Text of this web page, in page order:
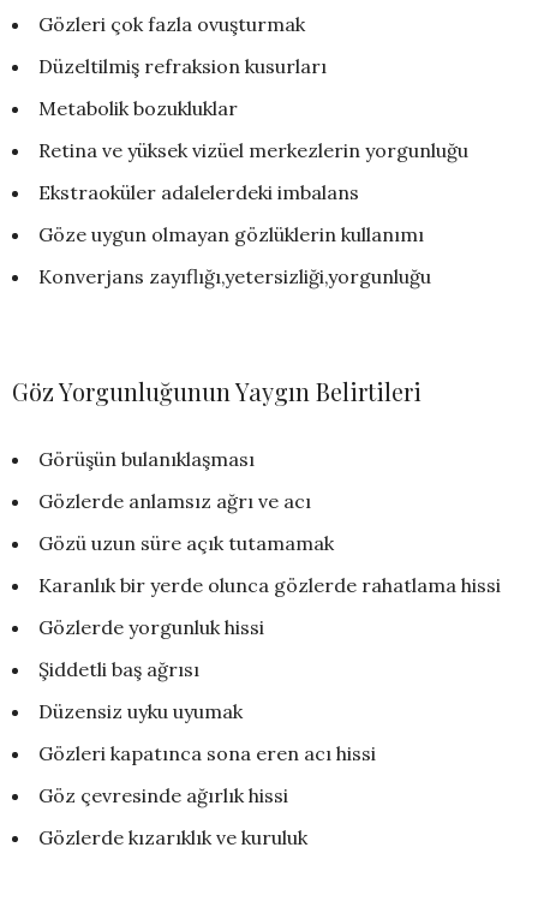
Gözleri çok fazla ovuşturmak
Düzeltilmiş refraksion kusurları
Metabolik bozukluklar
Retina ve yüksek vizüel merkezlerin yorgunluğu
Ekstraoküler adalelerdeki imbalans
Göze uygun olmayan gözlüklerin kullanımı
Konverjans zayıflığı,yetersizliği,yorgunluğu
Göz Yorgunluğunun Yaygın Belirtileri
Görüşün bulanıklaşması
Gözlerde anlamsız ağrı ve acı
Gözü uzun süre açık tutamamak
Karanlık bir yerde olunca gözlerde rahatlama hissi
Gözlerde yorgunluk hissi
Şiddetli baş ağrısı
Düzensiz uyku uyumak
Gözleri kapatınca sona eren acı hissi
Göz çevresinde ağırlık hissi
Gözlerde kızarıklık ve kuruluk